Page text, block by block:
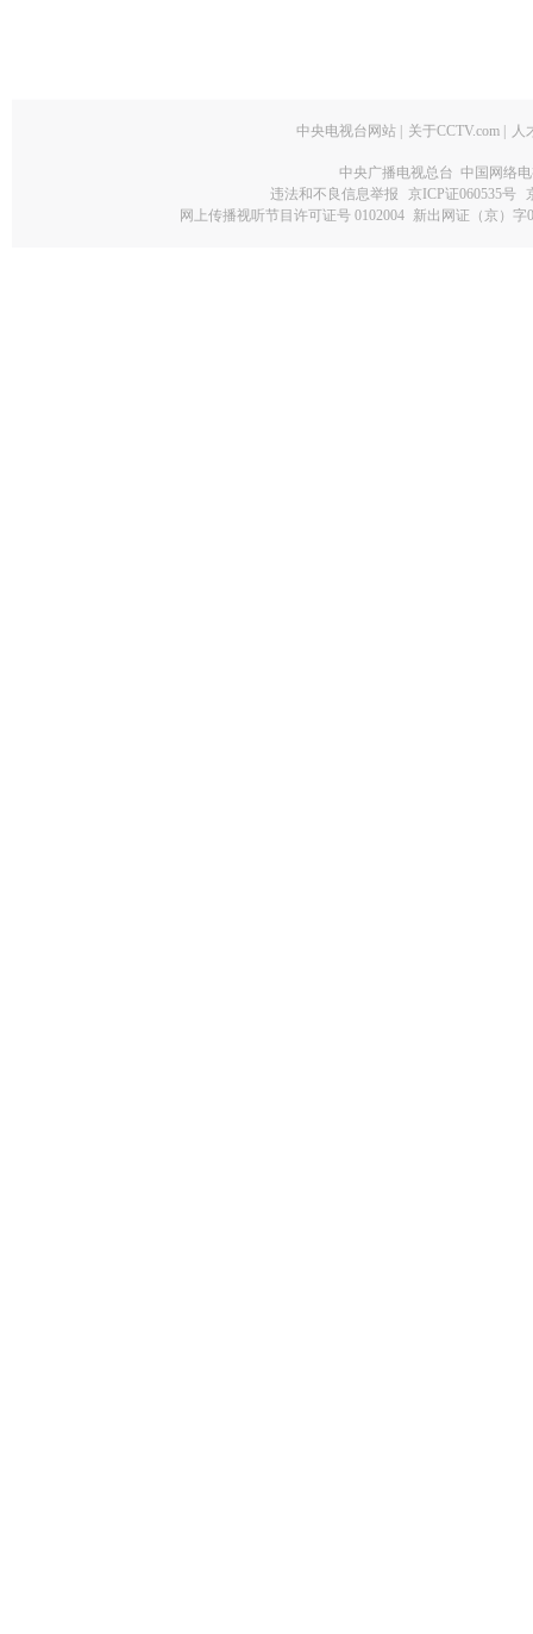
中央电视台网站 关于CCTV.com 人
中央广播电视总台 中国网络
违法和不良信息举报
京ICP证060535号
网上传播视听节目许可证号 0102004 新出网证（京）